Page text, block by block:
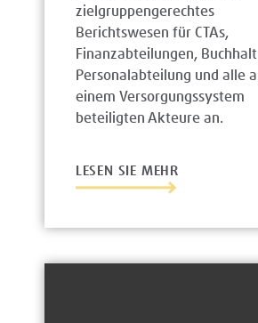
zielgruppengerechtes
Berichtswesen für CTAs,
Finanzabteilungen,
Personalabteilung und alle
einem Versorgungssystem
beteiligten Akteure an.
LESEN SIE MEHR